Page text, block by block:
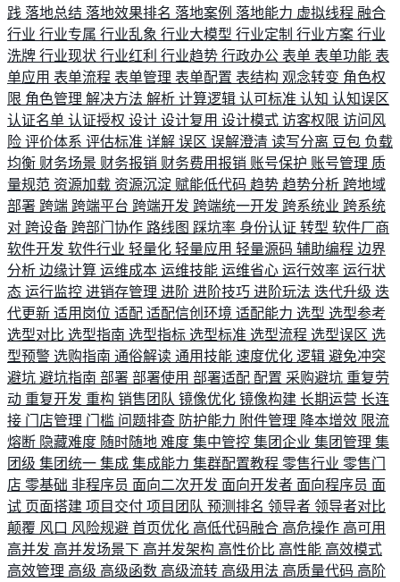
践 落地总结 落地效果排名 落地案例 落地能力 虚拟线程 融合
行业 行业专属 行业乱象 行业大模型 行业定制 行业方案 行业
洗牌 行业现状 行业红利 行业趋势 行政办公 表单 表单功能 表
单应用 表单流程 表单管理 表单配置 表结构 观念转变 角色权
限 角色管理 解决方法 解析 计算逻辑 认可标准 认知 认知误区
认证名单 认证授权 设计 设计复用 设计模式 访客权限 访问风
险 评价体系 评估标准 详解 误区 误解澄清 读写分离 豆包 负载
均衡 财务场景 财务报销 财务费用报销 账号保护 账号管理 质
量规范 资源加载 资源沉淀 赋能低代码 趋势 趋势分析 跨地域
部署 跨端 跨端平台 跨端开发 跨端统一开发 跨系统业 跨系统
对 跨设备 跨部门协作 路线图 踩坑率 身份认证 转型 软件厂商
软件开发 软件行业 轻量化 轻量应用 轻量源码 辅助编程 边界
分析 边缘计算 运维成本 运维技能 运维省心 运行效率 运行状
态 运行监控 进销存管理 进阶 进阶技巧 进阶玩法 迭代升级 迭
代更新 适用岗位 适配 适配信创环境 适配能力 选型 选型参考
选型对比 选型指南 选型指标 选型标准 选型流程 选型误区 选
型预警 选购指南 通俗解读 通用技能 速度优化 逻辑 避免冲突
避坑 避坑指南 部署 部署使用 部署适配 配置 采购避坑 重复劳
动 重复开发 重构 销售团队 镜像优化 镜像构建 长期运营 长连
接 门店管理 门槛 问题排查 防护能力 附件管理 降本增效 限流
熔断 隐藏难度 随时随地 难度 集中管控 集团企业 集团管理 集
团级 集团统一 集成 集成能力 集群配置教程 零售行业 零售门
店 零基础 非程序员 面向二次开发 面向开发者 面向程序员 面
试 页面搭建 项目交付 项目团队 预测排名 领导者 领导者对比
颠覆 风口 风险规避 首页优化 高低代码融合 高危操作 高可用
高并发 高并发场景下 高并发架构 高性价比 高性能 高效模式
高效管理 高级 高级函数 高级流转 高级用法 高质量代码 高阶